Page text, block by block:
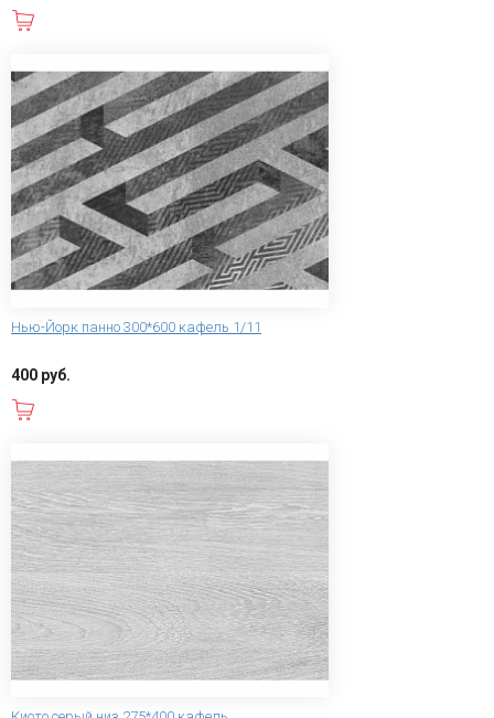
Нью-Йорк панно 300*600 кафель 1/11
400 руб.